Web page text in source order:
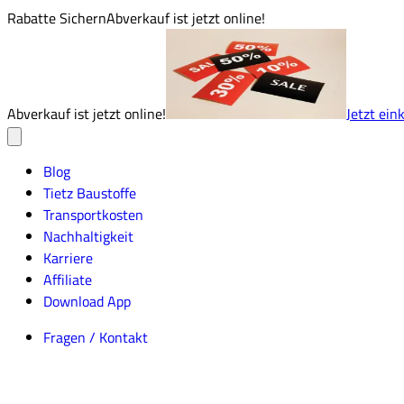
Rabatte SichernAbverkauf ist jetzt online!
Abverkauf ist jetzt online! Jetzt
Blog
Tietz Baustoffe
Transportkosten
Nachhaltigkeit
Karriere
Affiliate
Download App
Fragen / Kontakt